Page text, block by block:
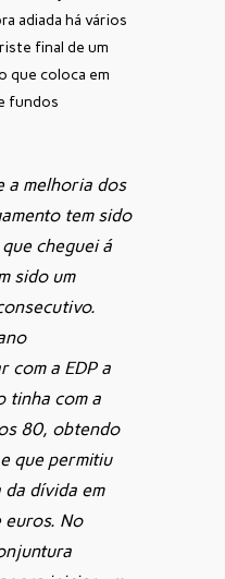
adiada há vários
final de um
que coloca em
fundos
a melhoria dos
tem sido
cheguei á
sido um
com a EDP a
tinha com a
80, obtendo
que permitiu
da dívida em
euros. No